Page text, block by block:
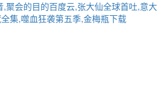
聚会的目的百度云,张大仙全球首吐,意大
集,噬血狂袭第五季,金梅瓶下载